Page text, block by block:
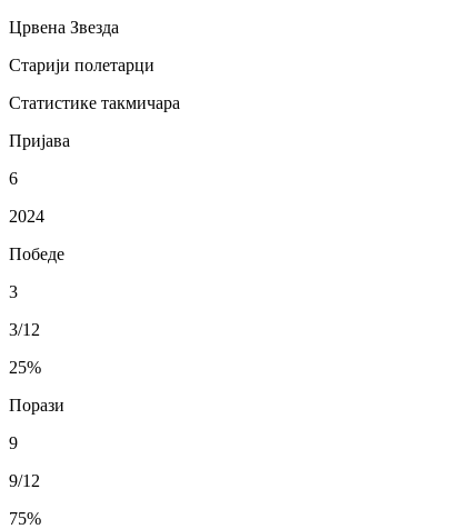
Црвена Звезда
Старији полетарци
Статистике такмичара
Пријава
6
2024
Победе
3
3/12
25%
Порази
9
9/12
75%